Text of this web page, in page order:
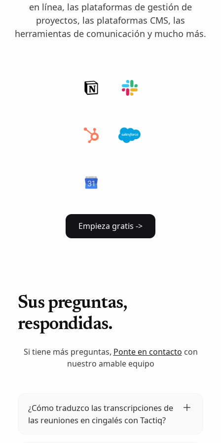
en línea, las plataformas de gestión de
proyectos, las plataformas CMS, las
herramientas de comunicación y mucho más.
Empieza gratis ->
Sus preguntas,
respondidas.
Si tiene más preguntas, Ponte en contacto con
nuestro amable equipo
¿Cómo traduzco las transcripciones de
las reuniones en cingalés con Tactiq?